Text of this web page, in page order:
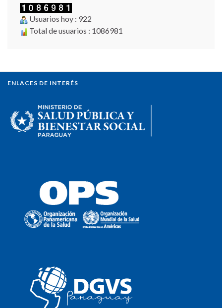
Usuarios hoy : 922
Total de usuarios : 1086981
ENLACES DE INTERÉS